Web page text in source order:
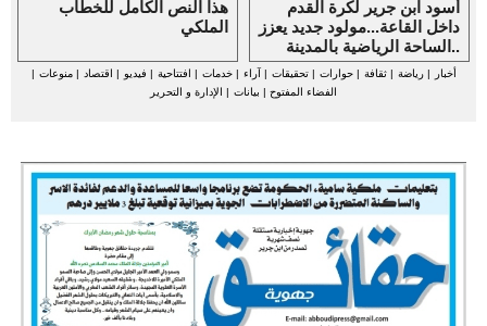
هذا النص الكامل للخطاب
الملكي
أسود ابن جرير لكرة القدم
داخل القاعة...مولود جديد يعزز
الساحة الرياضية بالمدينة..
أخبار |رياضة |ثقافة |حوارات |تحقيقات | آراء |خدمات | افتتاحية | فيديو | اقتصاد |منوعات |
الفضاء المفتوح | بيانات | الإدارة و التحرير